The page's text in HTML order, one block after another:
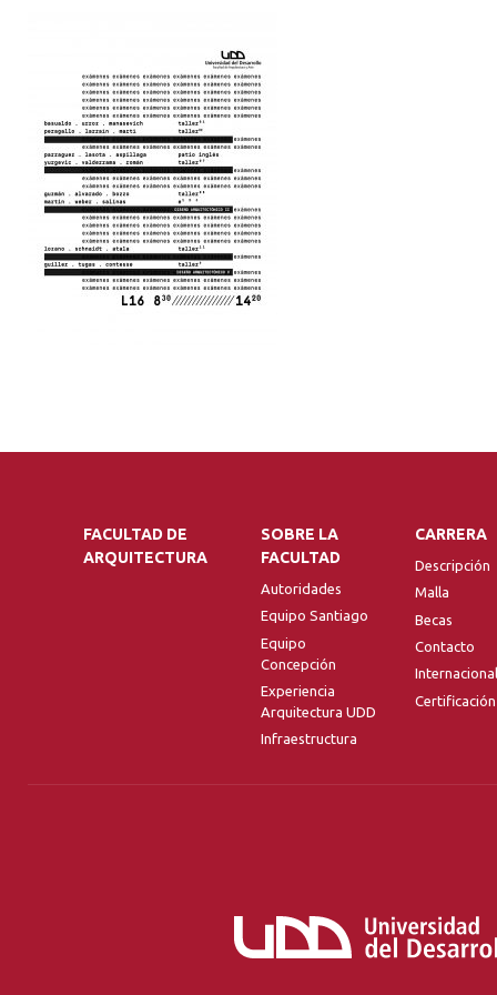
FACULTAD DE
ARQUITECTURA
SOBRE LA
FACULTAD
Autoridades
Equipo Santiago
Equipo
Concepción
Experiencia
Arquitectura UDD
Infraestructura
CARRERA
Descripción
Malla
Becas
Contacto
Internacional
Certificación